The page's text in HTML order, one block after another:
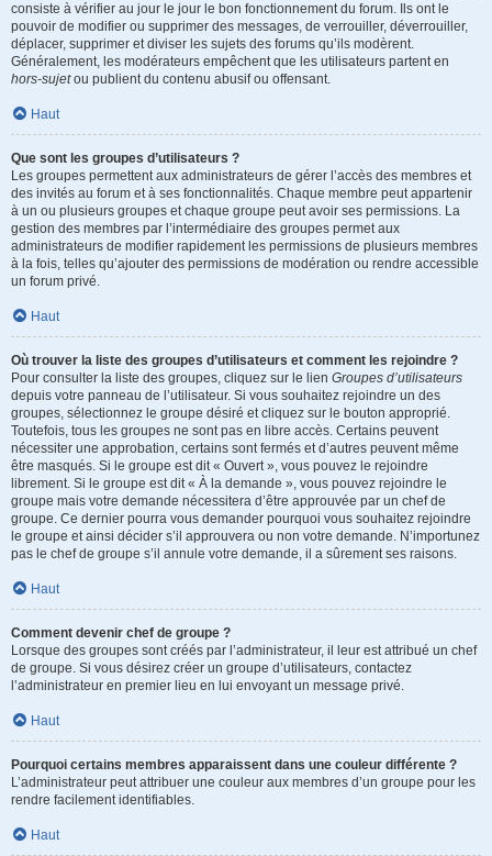
consiste à vérifier au jour le jour le bon fonctionnement du forum. Ils ont le
pouvoir de modifier ou supprimer des messages, de verrouiller, déverrouiller,
déplacer, supprimer et diviser les sujets des forums qu’ils modèrent.
Généralement, les modérateurs empêchent que les utilisateurs partent en
hors-sujetou publient du contenu abusif ou offensant.
Haut
Que sont les groupes d’utilisateurs ?
Les groupes permettent aux administrateurs de gérer l’accès des membres et
des invités au forum et à ses fonctionnalités. Chaque membre peut appartenir
à un ou plusieurs groupes et chaque groupe peut avoir ses permissions. La
gestion des membres par l’intermédiaire des groupes permet aux
administrateurs de modifier rapidement les permissions de plusieurs membres
à la fois, telles qu’ajouter des permissions de modération ou rendre accessible
un forum privé.
Haut
Où trouver la liste des groupes d’utilisateurs et comment les rejoindre ?
Pour consulter la liste des groupes, cliquez sur le lien Groupes d’utilisateurs
depuis votre panneau de l’utilisateur. Si vous souhaitez rejoindre un des
groupes, sélectionnez le groupe désiré et cliquez sur le bouton approprié.
Toutefois, tous les groupes ne sont pas en libre accès. Certains peuvent
nécessiter une approbation, certains sont fermés et d’autres peuvent même
être masqués. Si le groupe est dit « Ouvert », vous pouvez le rejoindre
librement. Si le groupe est dit « À la demande », vous pouvez rejoindre le
groupe mais votre demande nécessitera d’être approuvée par un chef de
groupe. Ce dernier pourra vous demander pourquoi vous souhaitez rejoindre
le groupe et ainsi décider s’il approuvera ou non votre demande. N’importunez
pas le chef de groupe s’il annule votre demande, il a sûrement ses raisons.
Haut
Comment devenir chef de groupe ?
Lorsque des groupes sont créés par l’administrateur, il leur est attribué un chef
de groupe. Si vous désirez créer un groupe d’utilisateurs, contactez
l’administrateur en premier lieu en lui envoyant un message privé.
Haut
Pourquoi certains membres apparaissent dans une couleur différente ?
L’administrateur peut attribuer une couleur aux membres d’un groupe pour les
rendre facilement identifiables.
Haut